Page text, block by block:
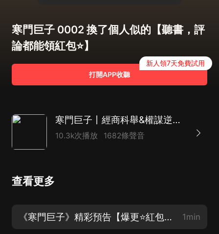
寒門巨子 0002 換了個人似的【聽書，評
論都能領紅包⭐】
打開APP收聽
新人領7天免費試用
寒門巨子丨經商科舉&權謀逆襲丨多人有聲劇
10.3k次播放 1682條聲音
查看更多
《寒門巨子》精彩預告【爆更⭐紅包】 1min